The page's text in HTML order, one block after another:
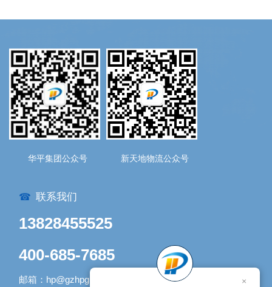
华平集团公众号 新天地物流公众号
☎ 联系我们
13828455525
400-685-7685
邮箱：hp@gzhpgroup.com ×